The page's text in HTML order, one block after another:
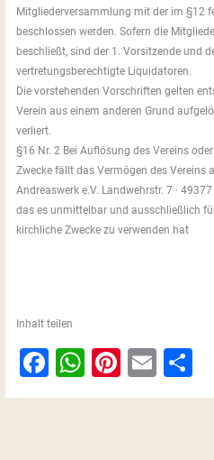
Mitgliederversammlung mit der im §12
beschlossen werden. Sofern die
beschließt, sind der 1. Vorsitzende und
vertretungsberechtigte Liquidatoren.
Die vorstehenden Vorschriften gelten
Verein aus einem anderen Grund
verliert.
§16 Nr. 2 Bei Auflösung des Vereins
Zwecke fällt das Vermögen des Vereins
Andreaswerk e.V. Landwehrstr. 7 ·
das es unmittelbar und ausschließlich
kirchliche Zwecke zu verwenden hat
Inhalt teilen
F
a
W
h
Pi
nt
E
m